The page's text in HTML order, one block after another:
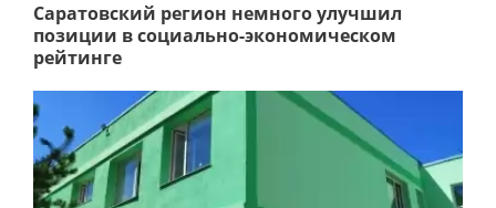
Саратовский регион немного улучшил
позиции в социально-экономическом
рейтинге